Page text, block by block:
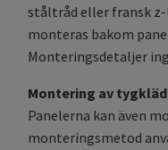
ståltråd eller fransk
monteras bakom
Monteringsdetaljer
Montering av
Panelerna kan även
monteringsmetod